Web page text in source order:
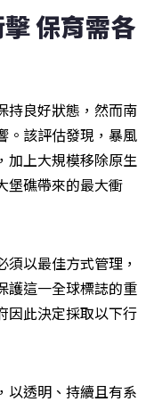
保育需各
持良好狀態，然而南
。該評估發現，暴風
加上大規模移除原生
堡礁帶來的最大衝
以最佳方式管理，
護這一全球標誌的重
因此決定採取以下行
以透明、持續且有系